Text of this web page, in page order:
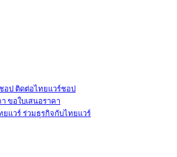
ติดต่อไทยแวร์ชอป
ขอใบเสนอราคา
ร่วมธุรกิจกับไทยแวร์